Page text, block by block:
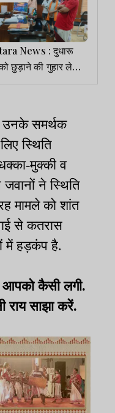
News : दुधारू
छुड़ाने की गुहार लेकर
डीसी ने SDO
उनके समर्थक
स्थिति
मुक्की व
ने स्थिति
मामले को शांत
से कतरास
में हड़कंप है.
कैसी लगी.
राय साझा करें.